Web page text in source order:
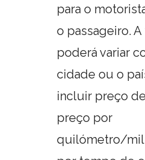
para o
o passageiro. A
poderá variar
cidade ou o
incluir preço
preço por
quilómetro/